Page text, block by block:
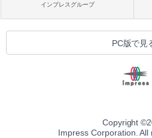
インプレスグループ
PC版で見
Copyright ©
Impress Corporation. All